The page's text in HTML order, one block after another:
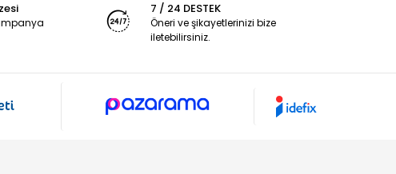
7 / 24 DESTEK
Öneri ve şikayetlerinizi bize
iletebilirsiniz.